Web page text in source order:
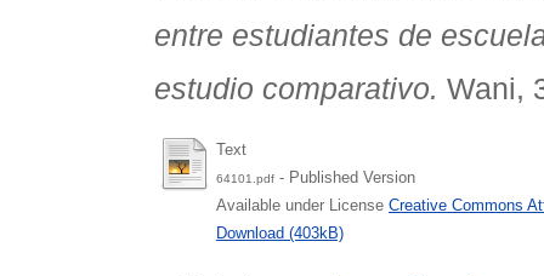
entre estudiantes de
estudio comparativo. Wani,
Text
64101.pdf - Published Version
Available under License Creative Commons
Download (403kB)